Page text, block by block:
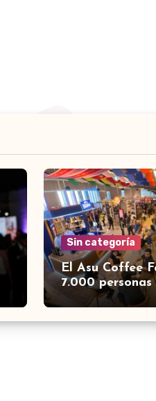
Sin categoría
El Asu Coffee
7.000